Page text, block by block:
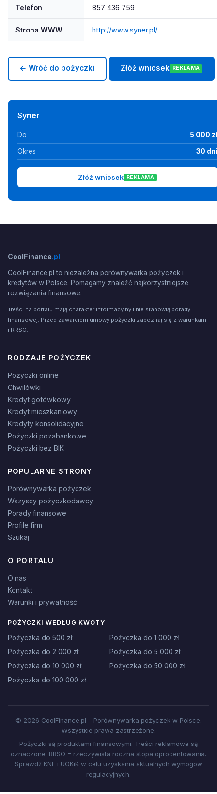
Telefon 857 436 759
Strona WWW http://www.syner.pl/
← Wróć do pożyczki Złóż wniosek REKLAMA
Syner
Do 5 000 zł
Okres 30 dni
Złóż wniosek REKLAMA
CoolFinance.pl
CoolFinance.pl to niezależna porównywarka pożyczek i
kredytów w Polsce. Pomagamy znaleźć najkorzystniejsze
rozwiązania finansowe.
Treści na portalu mają charakter informacyjny i nie stanowią porady
finansowej. Przed zawarciem umowy pożyczki zapoznaj się z warunkami
i RRSO.
RODZAJE POŻYCZEK
Pożyczki online
Chwilówki
Kredyt gotówkowy
Kredyt mieszkaniowy
Kredyty konsolidacyjne
Pożyczki pozabankowe
Pożyczki bez BIK
POPULARNE STRONY
Porównywarka pożyczek
Wszyscy pożyczkodawcy
Porady finansowe
Profile firm
Szukaj
O PORTALU
O nas
Kontakt
Warunki i prywatność
POŻYCZKI WEDŁUG KWOTY
Pożyczka do 500 zł
Pożyczka do 1 000 zł
Pożyczka do 2 000 zł
Pożyczka do 5 000 zł
Pożyczka do 10 000 zł
Pożyczka do 50 000 zł
Pożyczka do 100 000 zł
© 2026 CoolFinance.pl – Porównywarka pożyczek w Polsce.
Wszystkie prawa zastrzeżone.
Pożyczki są produktami finansowymi. Treści reklamowe są
oznaczone. RRSO = rzeczywista roczna stopa oprocentowania.
Sprawdź KNF i UOKiK w celu uzyskania aktualnych wymogów
regulacyjnych.